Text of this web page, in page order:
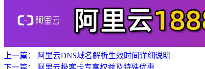
上一篇：
阿里云DNS域名解析生效时间详细说明